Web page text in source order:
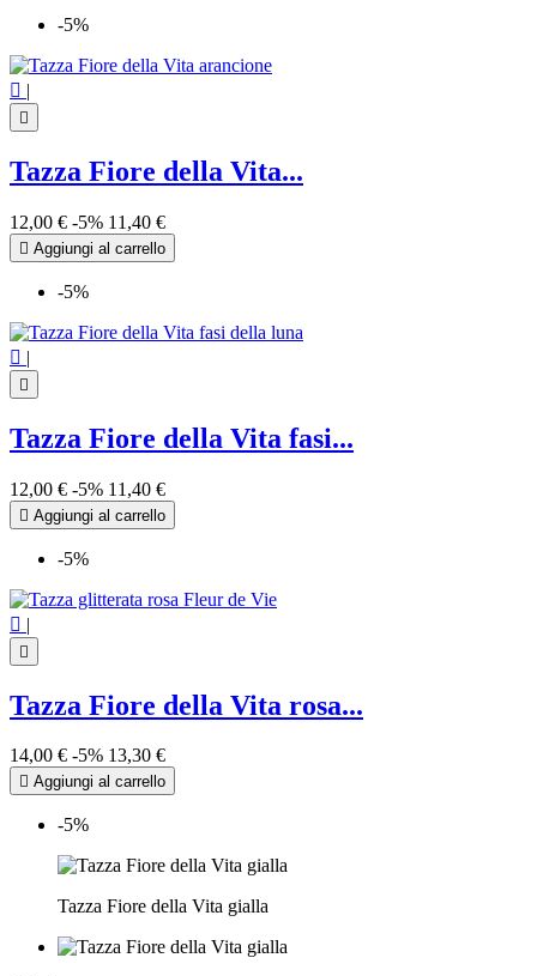
-5%
 |

Tazza Fiore della Vita...
12,00 € -5% 11,40 €
 Aggiungi al carrello
-5%
 |

Tazza Fiore della Vita fasi...
12,00 € -5% 11,40 €
 Aggiungi al carrello
-5%
 |

Tazza Fiore della Vita rosa...
14,00 € -5% 13,30 €
 Aggiungi al carrello
-5%
Tazza Fiore della Vita gialla